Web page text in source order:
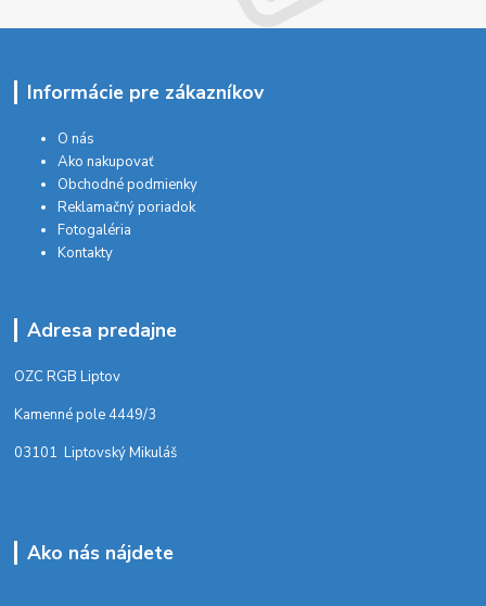
Informácie pre zákazníkov
O nás
Ako nakupovať
Obchodné podmienky
Reklamačný poriadok
Fotogaléria
Kontakty
Adresa predajne
OZC RGB Liptov
Kamenné pole 4449/3
03101 Liptovský Mikuláš
Ako nás nájdete